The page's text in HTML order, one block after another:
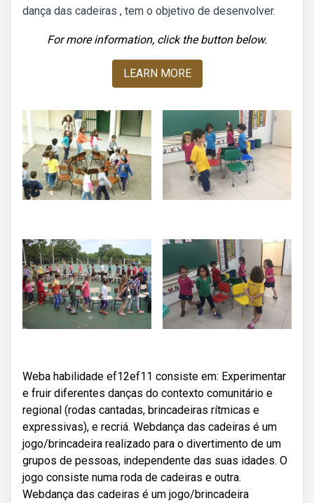
dança das cadeiras , tem o objetivo de desenvolver.
For more information, click the button below.
LEARN MORE
Weba habilidade ef12ef11 consiste em: Experimentar
e fruir diferentes danças do contexto comunitário e
regional (rodas cantadas, brincadeiras rítmicas e
expressivas), e recriá. Webdança das cadeiras é um
jogo/brincadeira realizado para o divertimento de um
grupos de pessoas, independente das suas idades. O
jogo consiste numa roda de cadeiras e outra.
Webdança das cadeiras é um jogo/brincadeira